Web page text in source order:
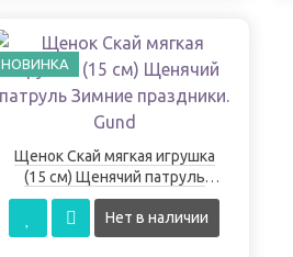
НОВИНКА
Щенок Скай мягкая игрушка
(15 см) Щенячий патруль
Зимние праздники. Gund
Нет в наличии